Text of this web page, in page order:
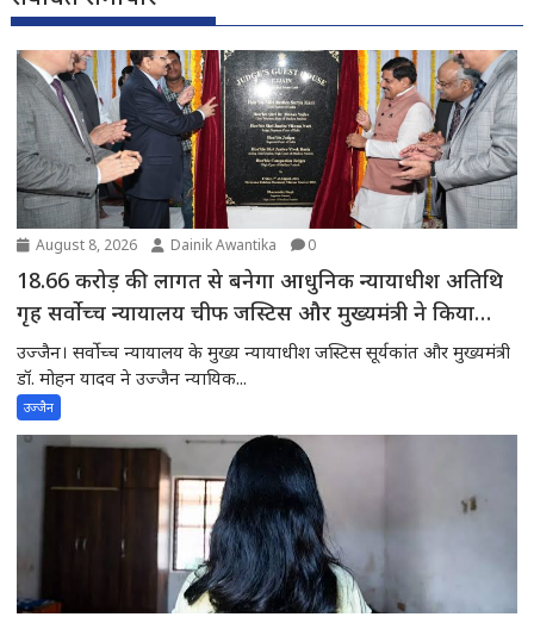
August 8, 2026 Dainik Awantika 0
18.66 करोड़ की लागत से बनेगा आधुनिक न्यायाधीश अतिथि
गृह सर्वोच्च न्यायालय चीफ जस्टिस और मुख्यमंत्री ने किया
भूमिपूजन
उज्जैन। सर्वोच्च न्यायालय के मुख्य न्यायाधीश जस्टिस सूर्यकांत और मुख्यमंत्री
डॉ. मोहन यादव ने उज्जैन न्यायिक...
उज्जैन